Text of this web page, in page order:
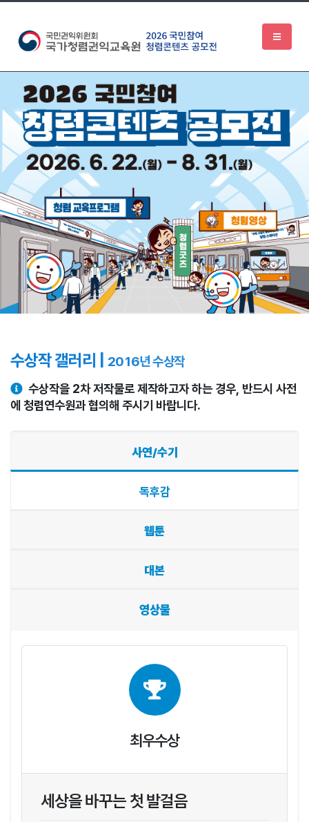
수상작 갤러리 | 2016년 수상작
수상작을 2차 저작물로 제작하고자 하는 경우, 반드시 사전
에 청렴연수원과 협의해 주시기 바랍니다.
사연/수기
독후감
웹툰
대본
영상물
최우수상
세상을 바꾸는 첫 발걸음